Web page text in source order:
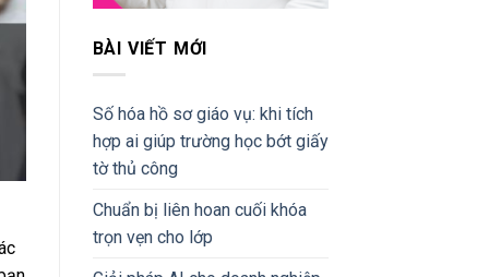
BÀI VIẾT MỚI
Số hóa hồ sơ giáo vụ: khi tích
hợp ai giúp trường học bớt giấy
tờ thủ công
Chuẩn bị liên hoan cuối khóa
trọn vẹn cho lớp